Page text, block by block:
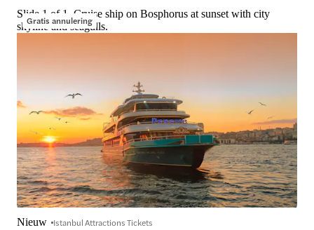
Gratis annulering
Slide 1 of 1, Cruise ship on Bosphorus at sunset with city
skyline and seagulls.
Nieuw Istanbul Attractions Tickets